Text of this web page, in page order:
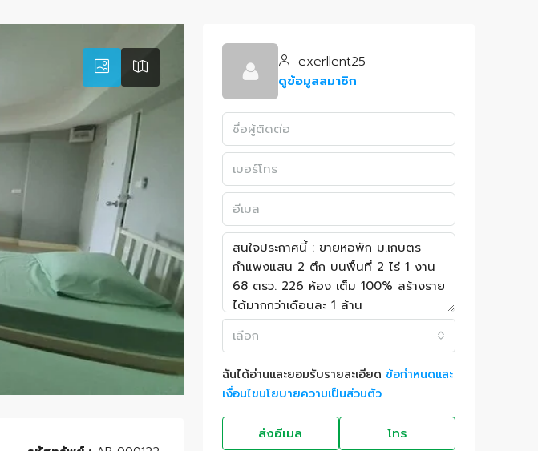
exerllent25
ดูข้อมูลสมาชิก
เลือก
ฉันได้อ่านและยอมรับรายละเอียด ข้อกำหนดและ
เงื่อนไขนโยบายความเป็นส่วนตัว
ส่งอีเมล โทร